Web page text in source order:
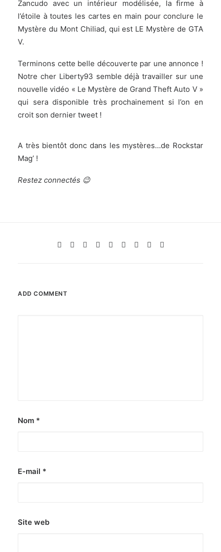
Zancudo avec un intérieur modélisée, la firme à
l’étoile à toutes les cartes en main pour conclure le
Mystère du Mont Chiliad, qui est LE Mystère de GTA
V.
Terminons cette belle découverte par une annonce !
Notre cher Liberty93 semble déjà travailler sur une
nouvelle vidéo « Le Mystère de Grand Theft Auto V »
qui sera disponible très prochainement si l’on en
croit son dernier tweet !
A très bientôt donc dans les mystères…de Rockstar
Mag’ !
Restez connectés 😉
ADD COMMENT
Nom *
E-mail *
Site web